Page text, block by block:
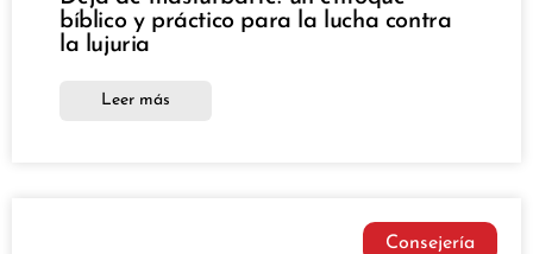
bíblico y práctico para la lucha contra
la lujuria
Leer más
Consejería